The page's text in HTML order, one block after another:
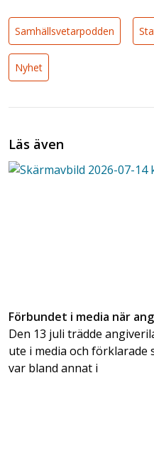
Samhällsvetarpodden
Nyhet
Läs även
Förbundet i media när
Den 13 juli trädde
ute i media och
var bland annat i